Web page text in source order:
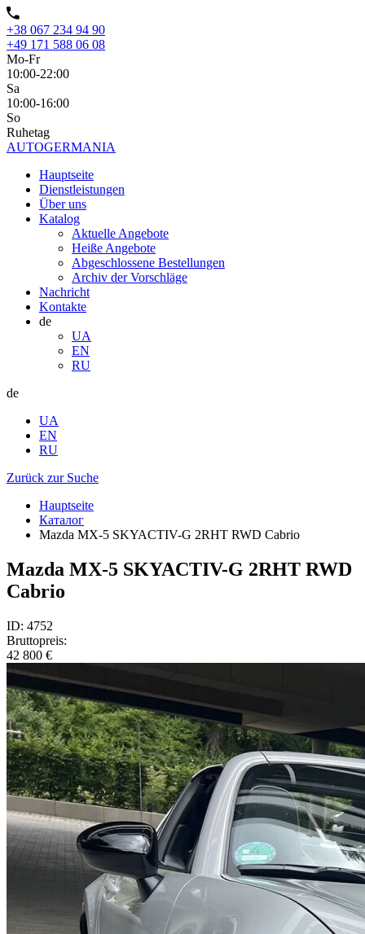
+38 067 234 94 90
+49 171 588 06 08
Mo-Fr
10:00-22:00
Sa
10:00-16:00
So
Ruhetag
AUTOGERMANIA
Hauptseite
Dienstleistungen
Über uns
Katalog
Aktuelle Angebote
Heiße Angebote
Abgeschlossene Bestellungen
Archiv der Vorschläge
Nachricht
Kontakte
de
UA
EN
RU
de
UA
EN
RU
Zurück zur Suche
Hauptseite
Каталог
Mazda MX-5 SKYACTIV-G 2RHT RWD Cabrio
Mazda MX-5 SKYACTIV-G 2RHT RWD
Cabrio
ID: 4752
Bruttopreis:
42 800 €